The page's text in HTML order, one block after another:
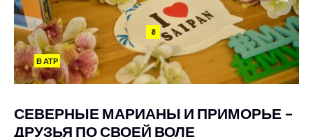
8
В АТР
СЕВЕРНЫЕ МАРИАНЫ И ПРИМОРЬЕ –
ДРУЗЬЯ ПО СВОЕЙ ВОЛЕ